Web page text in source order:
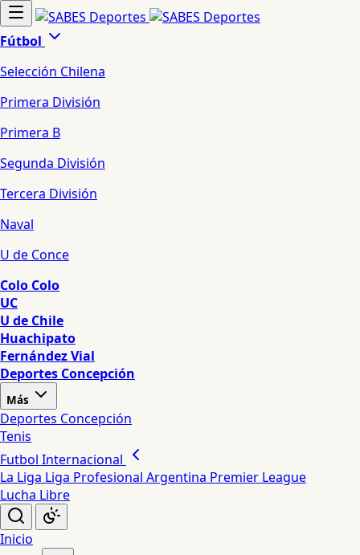
Fútbol
Selección Chilena
Primera División
Primera B
Segunda División
Tercera División
Naval
U de Conce
Colo Colo
UC
U de Chile
Huachipato
Fernández Vial
Deportes Concepción
Más
Deportes Concepción
Tenis
Futbol Internacional
La Liga Liga Profesional Argentina Premier League
Lucha Libre
Inicio